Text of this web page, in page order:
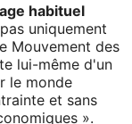
habituel
uniquement
Mouvement des
lui-même d'un
le monde
et sans
».